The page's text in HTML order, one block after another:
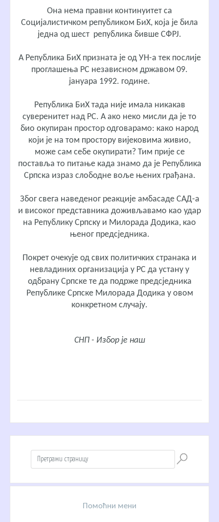
Она нема правни континуитет са
Социјалистичком републиком БиХ, која је била
једна од шест република бивше СФРЈ.
А Република БиХ призната је од УН-а тек послије
проглашења РС независном државом 09.
јануара 1992. године.
Република БиХ тада није имала никакав
суверенитет над РС. А ако неко мисли да је то
био окупиран простор одговарамо: како народ
који је на том простору вијековима живио,
може сам себе окупирати? Тим прије се
поставља то питање када знамо да је Република
Српска израз слободне воље њених грађана.
Због свега наведеног реакције амбасаде САД-а
и високог представника доживљавамо као удар
на Републику Српску и Милорада Додика, као
њеног предсједника.
Покрет очекује од свих политичких странака и
невладиних организација у РС да устану у
одбрану Српске те да подрже предсједника
Републике Српске Милорада Додика у овом
конкретном случају.
СНП - Избор је наш
Помоћни мени